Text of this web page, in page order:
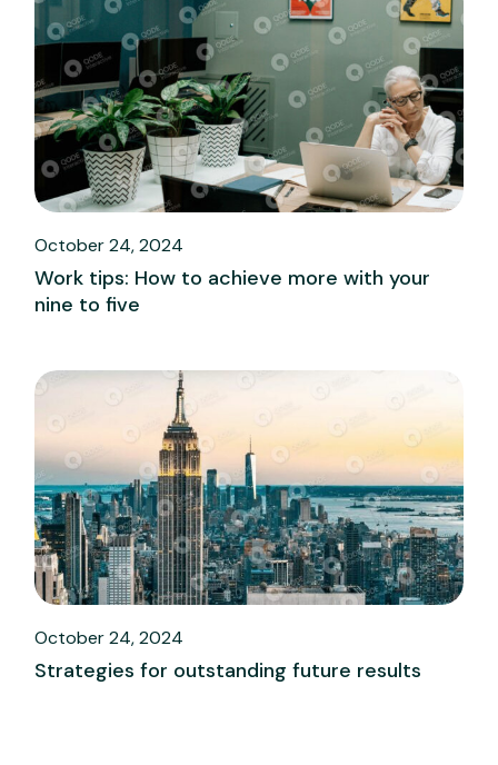
October 24, 2024
Work tips: How to achieve more with your
nine to five
October 24, 2024
Strategies for outstanding future results